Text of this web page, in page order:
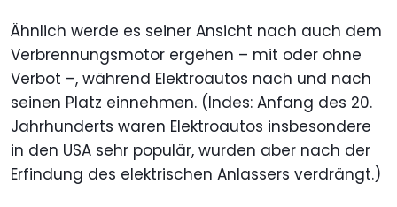
Ähnlich werde es seiner Ansicht nach auch dem
Verbrennungsmotor ergehen – mit oder ohne
Verbot –, während Elektroautos nach und nach
seinen Platz einnehmen. (Indes: Anfang des 20.
Jahrhunderts waren Elektroautos insbesondere
in den USA sehr populär, wurden aber nach der
Erfindung des elektrischen Anlassers verdrängt.)